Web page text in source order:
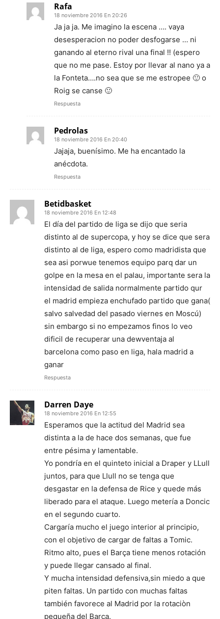
Rafa
18 noviembre 2016 En 20:26
Ja ja ja. Me imagino la escena …. vaya
desesperacion no poder desfogarse … ni
ganando al eterno rival una final !! (espero
que no me pase. Estoy por llevar al nano ya a
la Fonteta….no sea que se me estropee 🙂 o
Roig se canse 🙂
Respuesta
Pedrolas
18 noviembre 2016 En 20:40
Jajaja, buenísimo. Me ha encantado la
anécdota.
Respuesta
Betidbasket
18 noviembre 2016 En 12:48
El día del partido de liga se dijo que seria
distinto al de supercopa, y hoy se dice que sera
distinto al de liga, espero como madridista que
sea asi porwue tenemos equipo parq dar un
golpe en la mesa en el palau, importante sera la
intensidad de salida normalmente partido qur
el madrid empieza enchufado partido que gana(
salvo salvedad del pasado viernes en Moscú)
sin embargo si no empezamos finos lo veo
dificil de recuperar una dewventaja al
barcelona como paso en liga, hala madrid a
ganar
Respuesta
Darren Daye
18 noviembre 2016 En 12:55
Esperamos que la actitud del Madrid sea
distinta a la de hace dos semanas, que fue
entre pésima y lamentable.
Yo pondría en el quinteto inicial a Draper y LLull
juntos, para que Llull no se tenga que
desgastar en la defensa de Rice y quede más
liberado para el ataque. Luego metería a Doncic
en el segundo cuarto.
Cargaría mucho el juego interior al principio,
con el objetivo de cargar de faltas a Tomic.
Ritmo alto, pues el Barça tiene menos rotación
y puede llegar cansado al final.
Y mucha intensidad defensiva,sin miedo a que
piten faltas. Un partido con muchas faltas
también favorece al Madrid por la rotaciòn
pequeña del Barça.